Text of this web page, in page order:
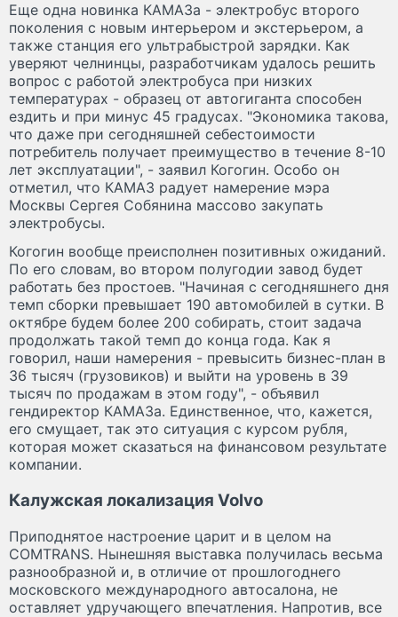
Еще одна новинка КАМАЗа - электробус второго
поколения с новым интерьером и экстерьером, а
также станция его ультрабыстрой зарядки. Как
уверяют челнинцы, разработчикам удалось решить
вопрос с работой электробуса при низких
температурах - образец от автогиганта способен
ездить и при минус 45 градусах. "Экономика такова,
что даже при сегодняшней себестоимости
потребитель получает преимущество в течение 8-10
лет эксплуатации", - заявил Когогин. Особо он
отметил, что КАМАЗ радует намерение мэра
Москвы Сергея Собянина массово закупать
электробусы.
Когогин вообще преисполнен позитивных ожиданий.
По его словам, во втором полугодии завод будет
работать без простоев. "Начиная с сегодняшнего дня
темп сборки превышает 190 автомобилей в сутки. В
октябре будем более 200 собирать, стоит задача
продолжать такой темп до конца года. Как я
говорил, наши намерения - превысить бизнес-план в
36 тысяч (грузовиков) и выйти на уровень в 39
тысяч по продажам в этом году", - объявил
гендиректор КАМАЗа. Единственное, что, кажется,
его смущает, так это ситуация с курсом рубля,
которая может сказаться на финансовом результате
компании.
Калужская локализация Volvo
Приподнятое настроение царит и в целом на
COMTRANS. Нынешняя выставка получилась весьма
разнообразной и, в отличие от прошлогоднего
московского международного автосалона, не
оставляет удручающего впечатления. Напротив, все